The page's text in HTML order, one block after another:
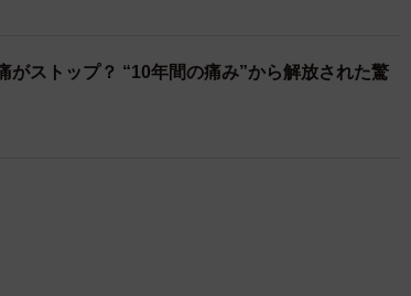
がストップ？ “10年間の痛み”から解放された驚